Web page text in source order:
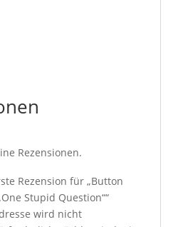
Rezensionen.
Rezension für „Button
Stupid Question““
wird nicht